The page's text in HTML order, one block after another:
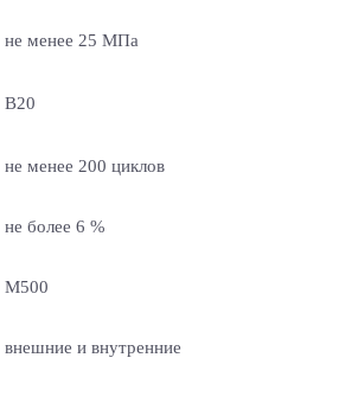
не менее 25 МПа
B20
не менее 200 циклов
не более 6 %
M500
внешние и внутренние